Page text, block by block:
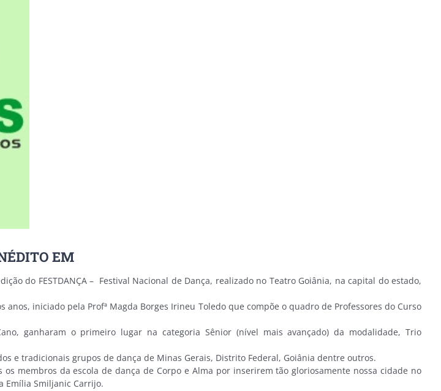
EM
do FESTDANÇA – Festival Nacional de Dança, realizado no Teatro Goiânia, na capital do estado,
iniciado pela Profª Magda Borges Irineu Toledo que compõe o quadro de Professores do Curso
ganharam o primeiro lugar na categoria Sênior (nível mais avançado) da modalidade, Trio
tradicionais grupos de dança de Minas Gerais, Distrito Federal, Goiânia dentre outros.
membros da escola de dança de Corpo e Alma por inserirem tão gloriosamente nossa cidade no
Emília Smiljanic Carrijo.